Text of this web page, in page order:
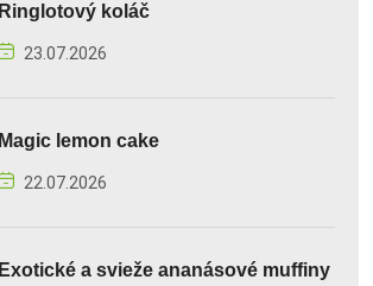
Ringlotový koláč
23.07.2026
Magic lemon cake
22.07.2026
Exotické a svieže ananásové muffiny